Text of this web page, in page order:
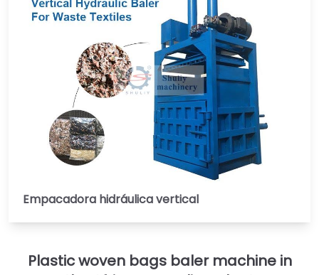
Empacadora hidráulica vertical